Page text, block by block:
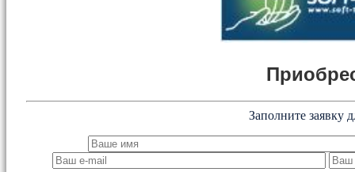
Заполните заявку